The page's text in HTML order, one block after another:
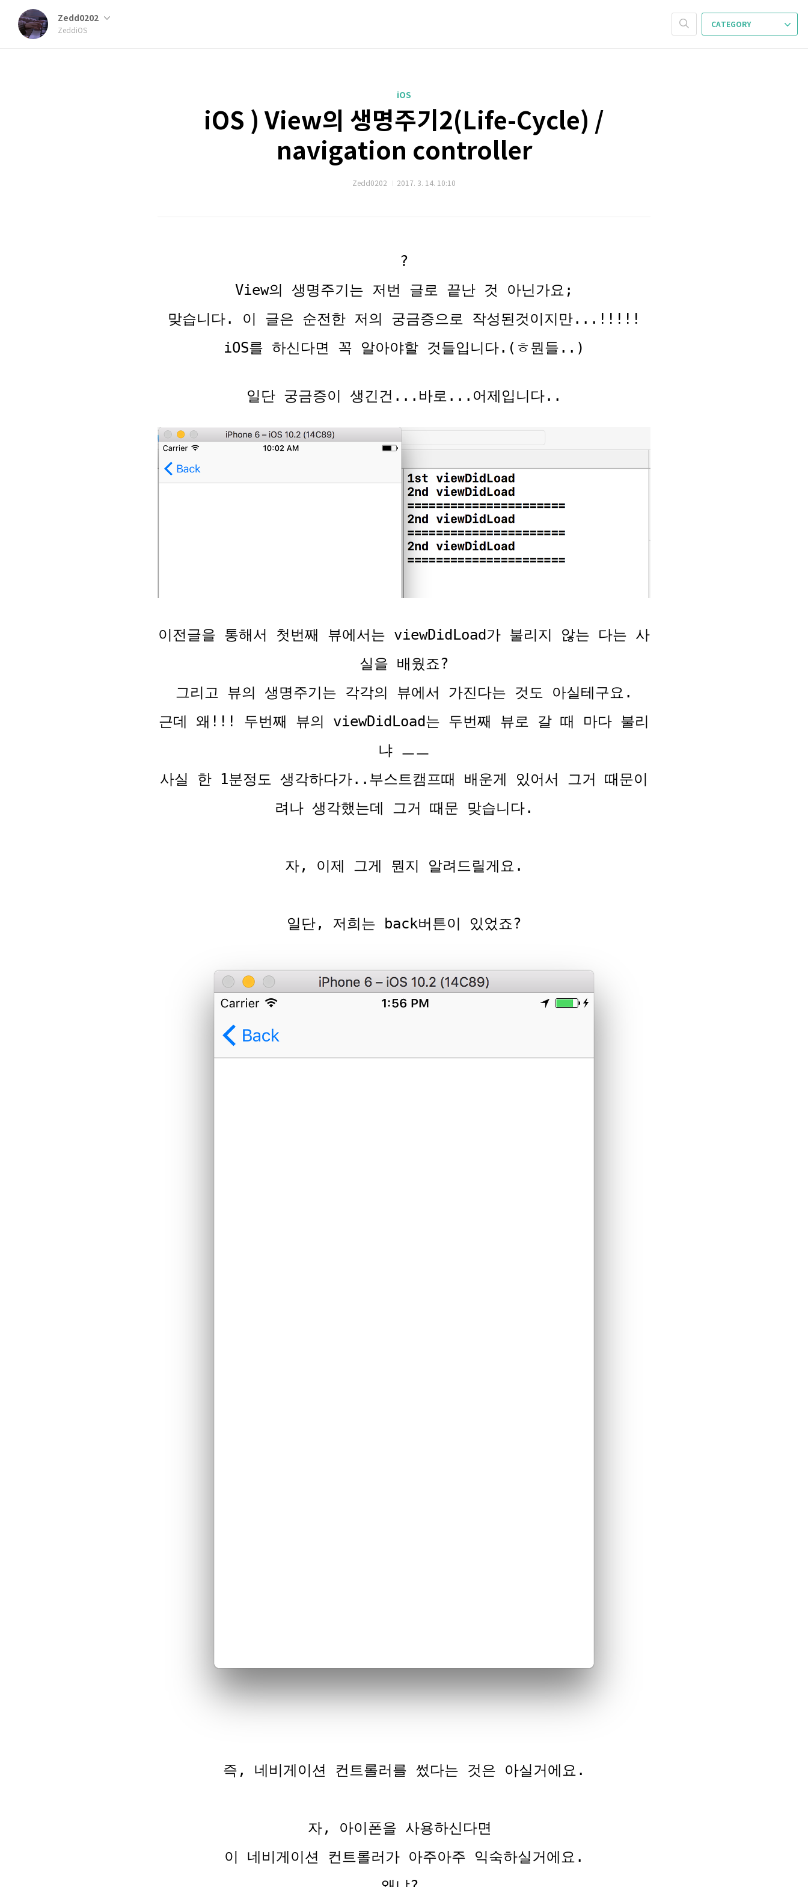
Zedd0202
ZeddiOS
CATEGORY
iOS
iOS ) View의 생명주기2(Life-Cycle) /
navigation controller
Zedd0202 2017. 3. 14. 10:10
?
View의 생명주기는 저번 글로 끝난 것 아닌가요;
맞습니다. 이 글은 순전한 저의 궁금증으로 작성된것이지만...!!!!!
iOS를 하신다면 꼭 알아야할 것들입니다.(ㅎ뭔들..)
일단 궁금증이 생긴건...바로...어제입니다..
이전글을 통해서 첫번째 뷰에서는 viewDidLoad가 불리지 않는 다는 사
실을 배웠죠?
그리고 뷰의 생명주기는 각각의 뷰에서 가진다는 것도 아실테구요.
근데 왜!!! 두번째 뷰의 viewDidLoad는 두번째 뷰로 갈 때 마다 불리
냐 ㅡㅡ
사실 한 1분정도 생각하다가..부스트캠프때 배운게 있어서 그거 때문이
려나 생각했는데 그거 때문 맞습니다.
자, 이제 그게 뭔지 알려드릴게요.
일단, 저희는 back버튼이 있었죠?
즉, 네비게이션 컨트롤러를 썼다는 것은 아실거에요.
자, 아이폰을 사용하신다면
이 네비게이션 컨트롤러가 아주아주 익숙하실거에요.